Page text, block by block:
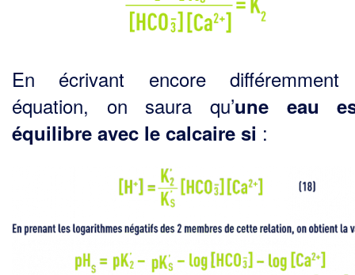
En écrivant encore différemment
équation, on saura qu’une eau
équilibre avec le calcaire si :